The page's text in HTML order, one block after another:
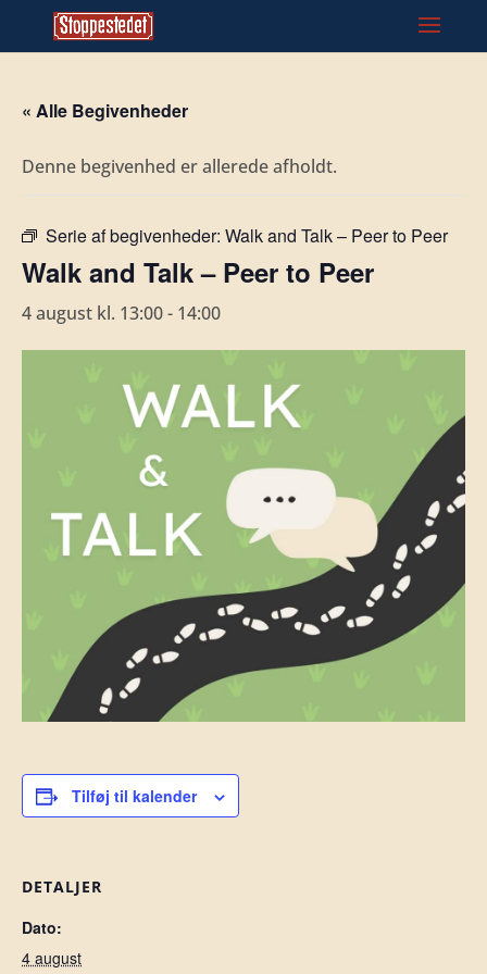
« Alle Begivenheder
Denne begivenhed er allerede afholdt.
Serie af begivenheder: Walk and Talk – Peer to Peer
Walk and Talk – Peer to Peer
4 august kl. 13:00- 14:00
Tilføj til kalender
DETALJER
Dato:
4 august